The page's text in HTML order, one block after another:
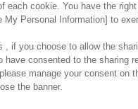
each cookie. You have the
Personal Information] to
, if you choose to allow the
have consented to the sharing
manage your consent on
the banner.